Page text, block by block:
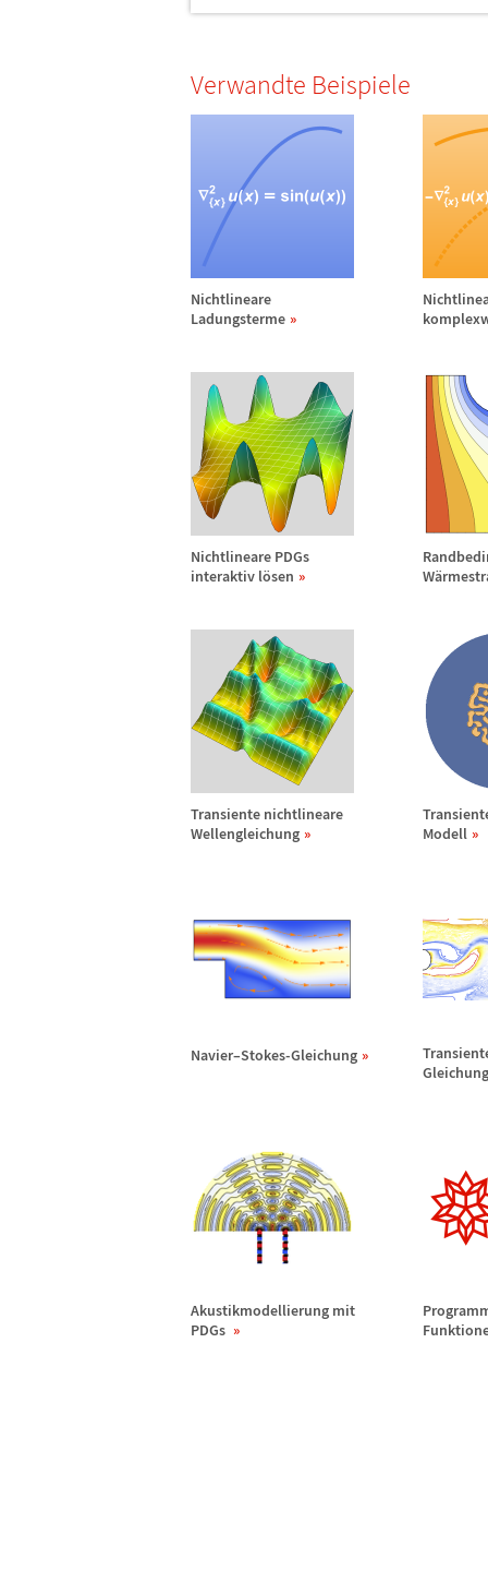
Verwandte Beispiele
Nichtlineare
Ladungsterme
Nichtlineare PDGs
interaktiv lösen
Wä
Transiente nichtlineare
Wellengleichung
Modell
Navier–Stokes-Gleichung
Gleichung
Akustikmodellierung mit
PDGs